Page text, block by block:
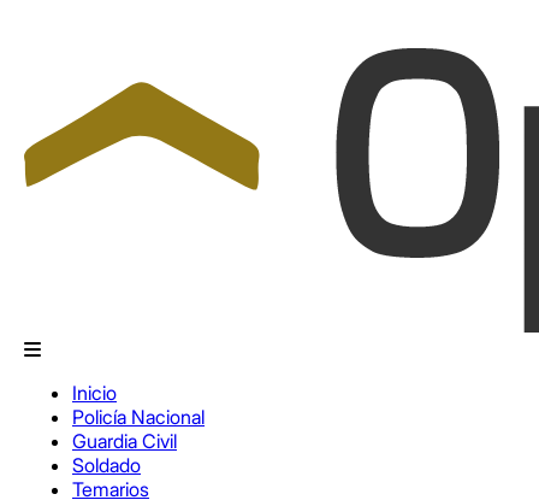
Inicio
Policía Nacional
Guardia Civil
Soldado
Temarios